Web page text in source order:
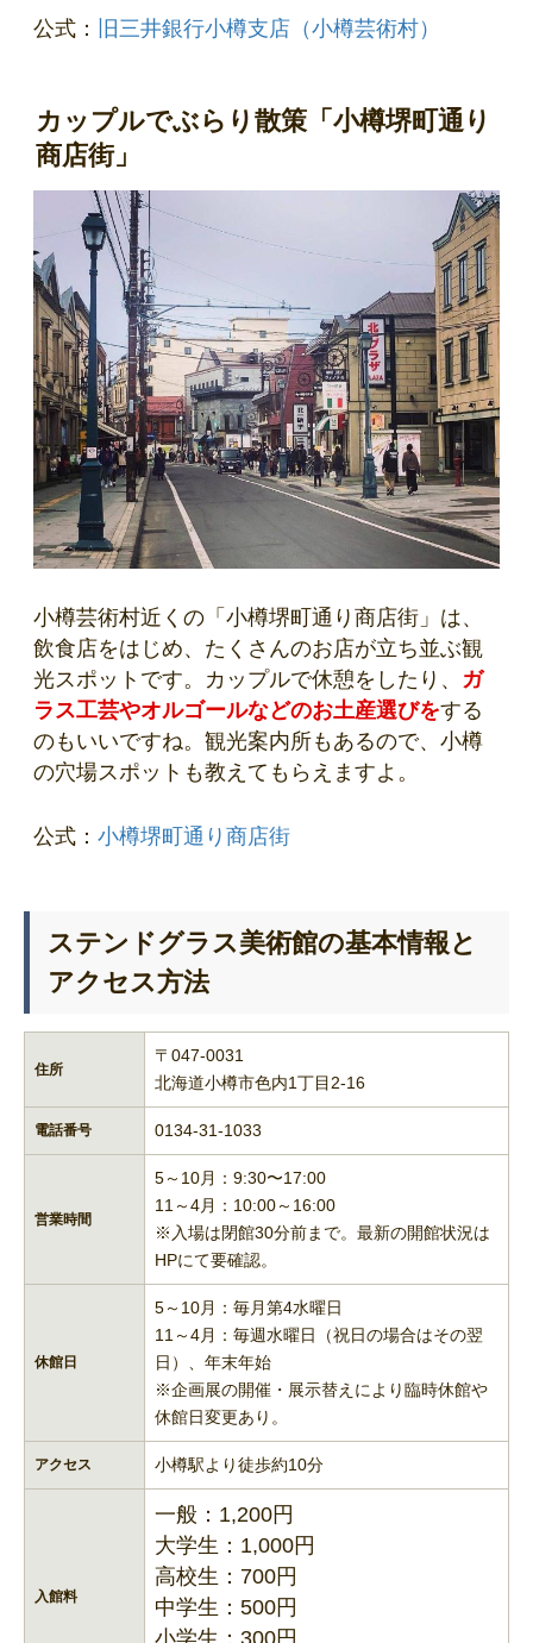
公式： 旧三井銀行小樽支店（小樽芸術村）
カップルでぶらり散策「小樽堺町通り
商店街」
小樽芸術村近くの「小樽堺町通り商店街」は、
飲食店をはじめ、たくさんのお店が立ち並ぶ観
光スポットです。カップルで休憩をしたり、 ガ
ラス工芸やオルゴールなどのお土産選びをする
のもいいですね。観光案内所もあるので、小樽
の穴場スポットも教えてもらえますよ。
公式： 小樽堺町通り商店街
ステンドグラス美術館の基本情報と
アクセス方法
住所
〒047-0031
北海道小樽市色内1丁目2-16
電話番号 0134-31-1033
営業時間
5～10月：9:30〜17:00
11～4月：10:00～16:00
※入場は閉館30分前まで。最新の開館状況は
HPにて要確認。
休館日
5～10月：毎月第4水曜日
11～4月：毎週水曜日（祝日の場合はその翌
日）、年末年始
※企画展の開催・展示替えにより臨時休館や
休館日変更あり。
アクセス 小樽駅より徒歩約10分
入館料
一般：1,200円
大学生：1,000円
高校生：700円
中学生：500円
小学生：300円